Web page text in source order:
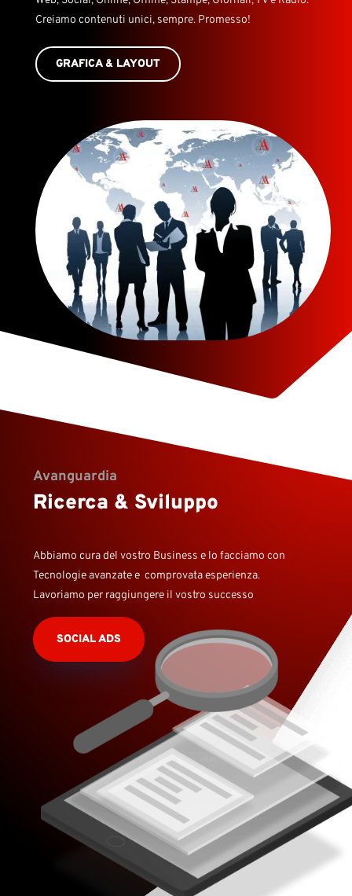
Creiamo contenuti unici, sempre. Promesso!
GRAFICA & LAYOUT
Avanguardia
Ricerca & Sviluppo
Abbiamo cura del vostro Business e lo facciamo con
Tecnologie avanzate e comprovata esperienza.
Lavoriamo per raggiungere il vostro successo
SOCIAL ADS